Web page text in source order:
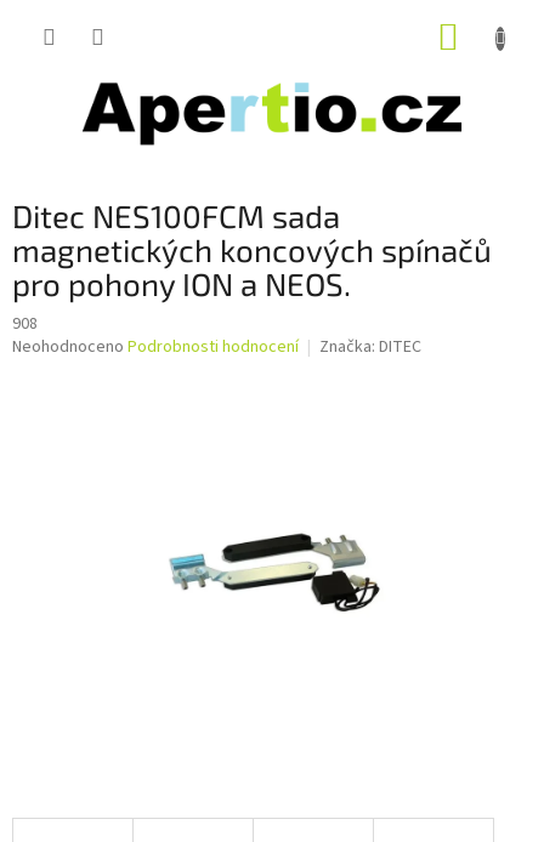
Ditec NES100FCM sada
magnetických koncových spínačů
pro pohony ION a NEOS.
908
Průměrné
Neohodnoceno Podrobnosti hodnocení Značka: DITEC